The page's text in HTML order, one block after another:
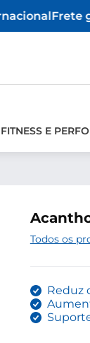
Frete
FITNESS E
Todos os
Reduz